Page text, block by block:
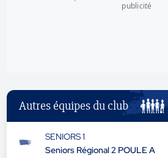
publicité
Autres équipes du club
SENIORS 1
Seniors Régional 2 POULE A